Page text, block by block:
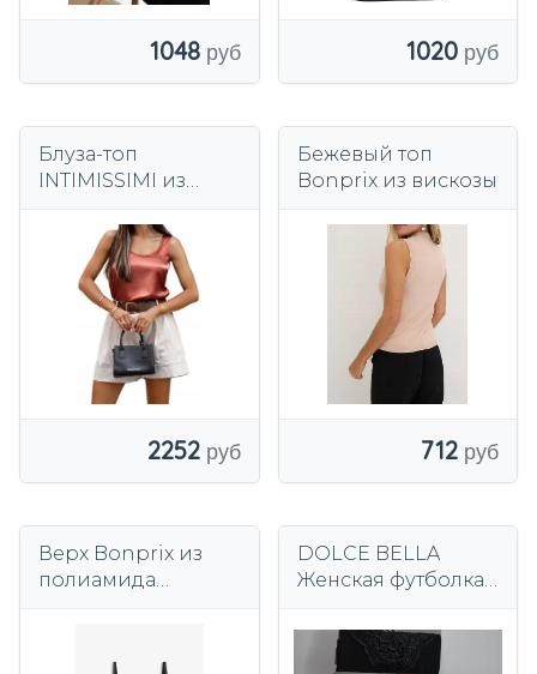
1048 1020
Блуза-топ
INTIMISSIMI из
S/36 "Пряно-
розовый"
2252
Бежевый топ
Bonprix из вискозы
712
Верх Bonprix из
полиамида
DOLCE BELLA
Женская футболка
ЧЕРНАЯ 48/50